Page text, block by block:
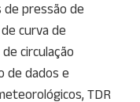
de pressão de
curva de
circulação
de dados e
TDR